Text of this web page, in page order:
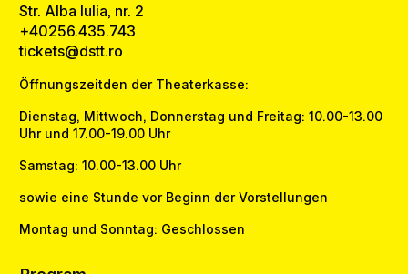
Str. Alba Iulia, nr. 2
+40256.435.743
tickets@dstt.ro
Öffnungszeitden der Theaterkasse:
Dienstag, Mittwoch, Donnerstag und Freitag: 10.00-13.00
Uhr und 17.00-19.00 Uhr
Samstag: 10.00-13.00 Uhr
sowie eine Stunde vor Beginn der Vorstellungen
Montag und Sonntag: Geschlossen